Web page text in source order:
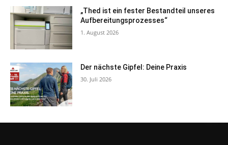
„Thed ist ein fester Bestandteil unseres
Aufbereitungsprozesses“
1. August 2026
Der nächste Gipfel: Deine Praxis
30. Juli 2026